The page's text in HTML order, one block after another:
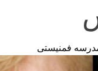
فمنیستی